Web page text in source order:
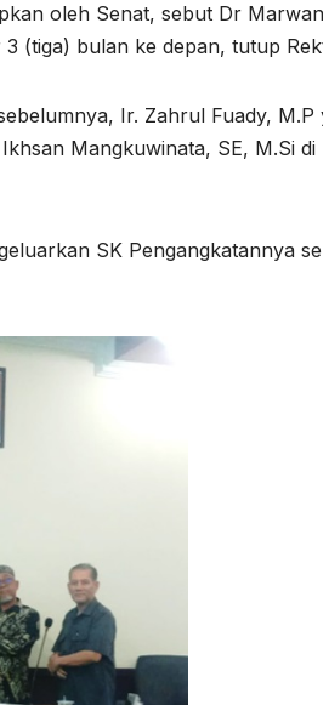
oleh Senat, sebut Dr
(tiga) bulan ke depan, tutup
Ir. Zahrul Fuady,
Mangkuwinata, SE, M.Si
SK Pengangkatannya